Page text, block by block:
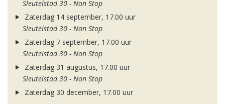
Sleutelstad 30 - Non Stop
Zaterdag 14 september, 17.00 uur
Sleutelstad 30 - Non Stop
Zaterdag 7 september, 17.00 uur
Sleutelstad 30 - Non Stop
Zaterdag 31 augustus, 17.00 uur
Sleutelstad 30 - Non Stop
Zaterdag 30 december, 17.00 uur